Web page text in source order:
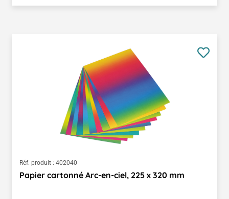
Réf. produit : 402040
Papier cartonné Arc-en-ciel, 225 x 320 mm